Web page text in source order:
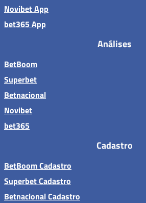
Novibet App
bet365 App
Análises
BetBoom
Superbet
Betnacional
Novibet
bet365
Cadastro
BetBoom Cadastro
Superbet Cadastro
Betnacional Cadastro